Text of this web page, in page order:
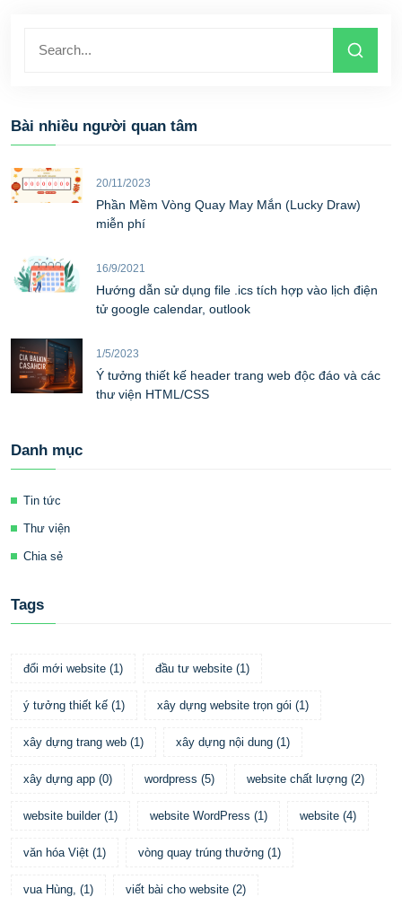
Bài nhiều người quan tâm
20/11/2023
Phần Mềm Vòng Quay May Mắn (Lucky Draw)
miễn phí
16/9/2021
Hướng dẫn sử dụng file .ics tích hợp vào lịch điện
tử google calendar, outlook
1/5/2023
Ý tưởng thiết kế header trang web độc đáo và các
thư viện HTML/CSS
Danh mục
Tin tức
Thư viện
Chia sẻ
Tags
đổi mới website (1 ) đầu tư website (1 )
ý tưởng thiết kế (1 ) xây dựng website trọn gói (1 )
xây dựng trang web (1 ) xây dựng nội dung (1 )
xây dựng app (0) wordpress (5) website chất lượng (2)
website builder (1 ) website WordPress (1 ) website (4)
văn hóa Việt (1 ) vòng quay trúng thưởng (1 )
vua Hùng, (1 ) viết bài cho website (2)